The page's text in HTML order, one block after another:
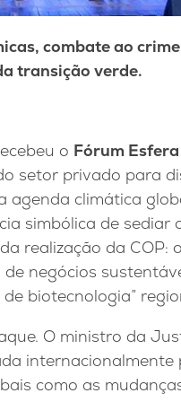
combate ao
transição verde.
o Fórum
setor privado para
agenda climática
simbólica de sediar
realização da
negócios
biotecnologia”
O ministro da
como as